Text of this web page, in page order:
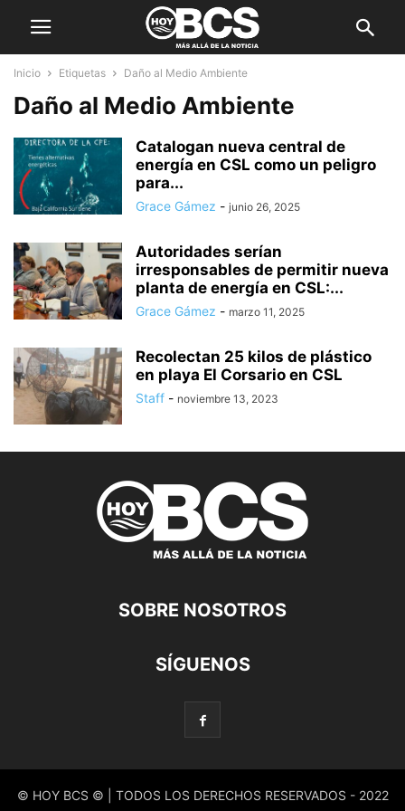
Inicio Etiquetas Daño al Medio Ambiente
Daño al Medio Ambiente
Catalogan nueva central de
energía en CSL como un peligro
para...
Grace Gámez - junio 26, 2025
Autoridades serían
irresponsables de permitir nueva
planta de energía en CSL:...
Grace Gámez - marzo 11, 2025
Recolectan 25 kilos de plástico
en playa El Corsario en CSL
Staff - noviembre 13, 2023
SOBRE NOSOTROS
SÍGUENOS
© HOY BCS © | TODOS LOS DERECHOS RESERVADOS - 2022